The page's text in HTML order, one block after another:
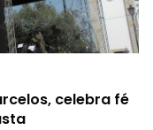
celebra fé